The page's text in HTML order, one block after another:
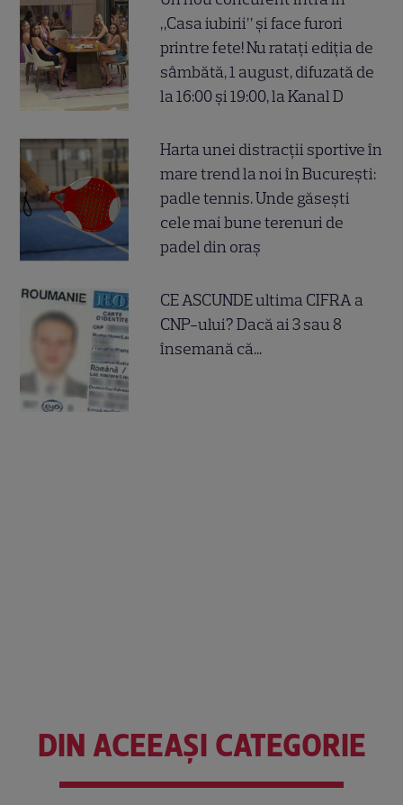
„Casa iubirii” și face furori
printre fete! Nu ratați ediția de
sâmbătă, 1 august, difuzată de
la 16:00 și 19:00, la Kanal D
Harta unei distracții sportive în
mare trend la noi în București:
padle tennis. Unde găsești
cele mai bune terenuri de
padel din oraș
CE ASCUNDE ultima CIFRA a
CNP-ului? Dacă ai 3 sau 8
însemană că...
DIN ACEEAȘI CATEGORIE